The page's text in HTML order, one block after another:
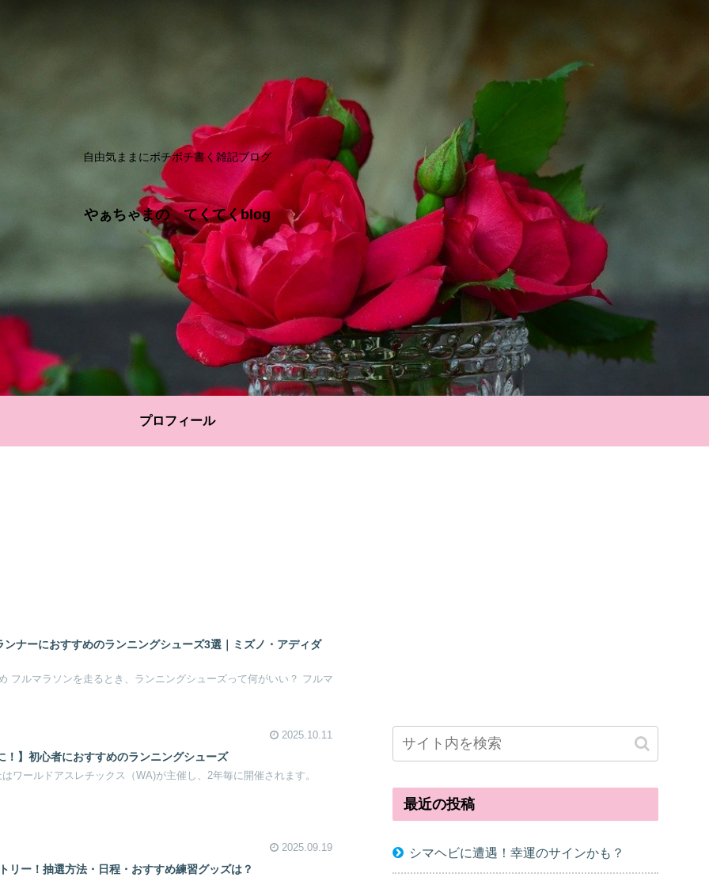
自由気ままにボチボチ書く雑記ブログ
やぁちゃまの てくてくblog
プロフィール
ンナーにおすすめのランニングシューズ3選｜ミズノ・アディダ
フルマラソンを走るとき、ランニングシューズって何がいい？ フルマ
2025.10.11
！】初心者におすすめのランニングシューズ
ワールドアスレチックス（WA)が主催し、2年毎に開催されます。
2025.09.19
リー！抽選方法・日程・おすすめ練習グッズは？
最近の投稿
シマヘビに遭遇！幸運のサインかも？